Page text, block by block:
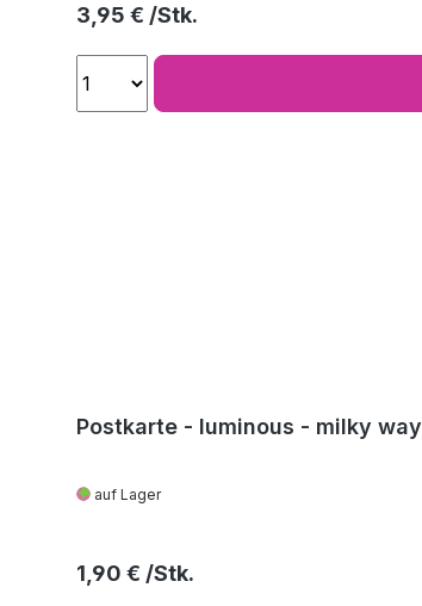
Regulärer Preis:
3,95 €
Postkarte - luminous - milky way
auf Lager
Regulärer Preis:
1,90 €